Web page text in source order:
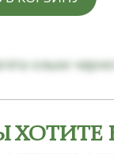
ольхи
ХОТИТЕ